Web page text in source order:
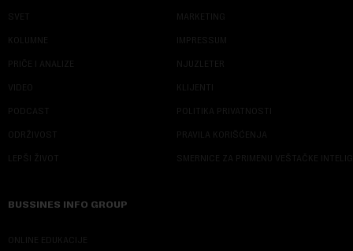
SVET
KOLUMNE
PRIČE I ANALIZE
VIDEO
PODCAST
ODRŽIVOST
LEPŠI ŽIVOT
MARKETING
IMPRESSUM
NJUZLETER
KLIJENTI
POLITIKA PRIVATNOSTI
PRAVILA KORIŠĆENJA
SMERNICE ZA PRIMENU VEŠTAČKE
BUSSINES INFO GROUP
ONLINE EDUKACIJE